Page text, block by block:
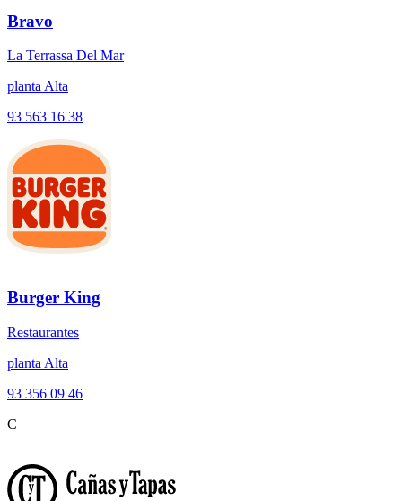
Bravo
La Terrassa Del Mar
planta Alta
93 563 16 38
Burger King
Restaurantes
planta Alta
93 356 09 46
C